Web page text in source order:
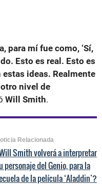
para mí fue como, ‘Sí,
Esto es real. Esto es
ideas. Realmente
nivel de
Will Smith.
Relacionada
Smith volverá a interpretar
personaje del Genio, para la
de la película ‘Aladdin’?